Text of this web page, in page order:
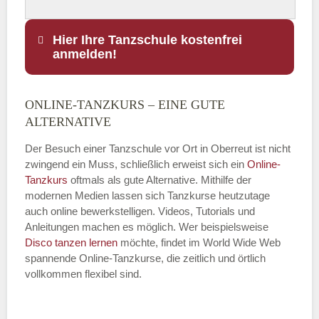
Hier Ihre Tanzschule kostenfrei
anmelden!
Name
E-Mail*
Name der Tanzschule
ONLINE-TANZKURS – EINE GUTE
ALTERNATIVE
Der Besuch einer Tanzschule vor Ort in Oberreut ist nicht
zwingend ein Muss, schließlich erweist sich ein Online-
Tanzkurs oftmals als gute Alternative. Mithilfe der
modernen Medien lassen sich Tanzkurse heutzutage
auch online bewerkstelligen. Videos, Tutorials und
Anleitungen machen es möglich. Wer beispielsweise
Disco tanzen lernen möchte, findet im World Wide Web
spannende Online-Tanzkurse, die zeitlich und örtlich
vollkommen flexibel sind.